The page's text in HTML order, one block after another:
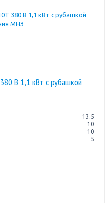
В 1,1 кВт с рубашкой
13.5
10
10
5